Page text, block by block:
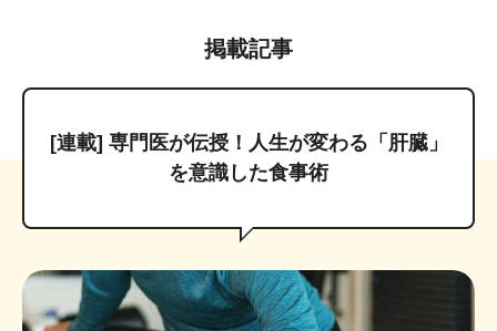
掲載記事
[連載] 専門医が伝授！人生が変わる「肝臓」
を意識した食事術